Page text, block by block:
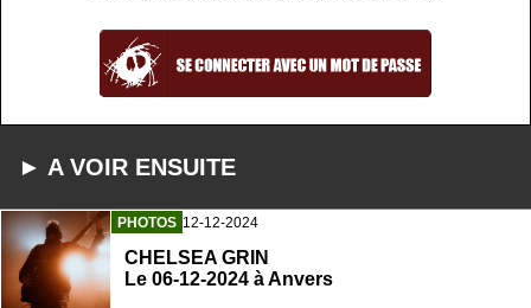
► A VOIR ENSUITE
PHOTOS 12-12-2024
CHELSEA GRIN
Le 06-12-2024 à Anvers